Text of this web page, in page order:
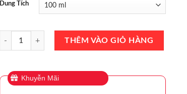
Dung Tích
Nước Hoa Britney Spears Candied Fantasy EDT 100ml Chính
THÊM VÀO GIỎ HÀNG
Khuyễn Mãi